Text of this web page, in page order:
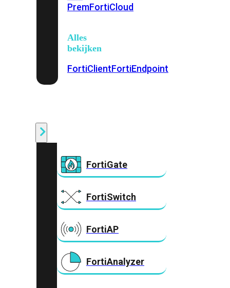
PremFortiCloud
Alles
bekijken
FortiClientFortiEndpoint
FortiGate
FortiSwitch
FortiAP
FortiAnalyzer